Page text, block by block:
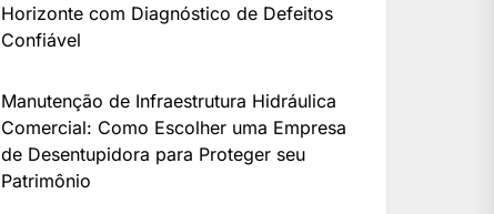
Horizonte com Diagnóstico de Defeitos
Confiável
Manutenção de Infraestrutura Hidráulica
Comercial: Como Escolher uma Empresa
de Desentupidora para Proteger seu
Patrimônio